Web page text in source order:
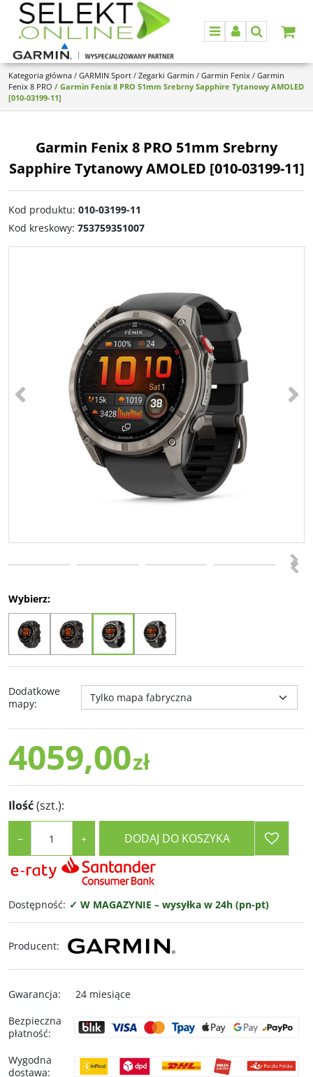
MenuPanelSzukaj
Kategoria główna / GARMIN Sport / Zegarki Garmin / Garmin Fenix / Garmin
Fenix 8 PRO / Garmin Fenix 8 PRO 51mm Srebrny Sapphire Tytanowy AMOLED
[010-03199-11]
Garmin Fenix 8 PRO 51mm Srebrny
Sapphire Tytanowy AMOLED [010-03199-11]
Kod produktu: 010-03199-11
Kod kreskowy: 753759351007
<
<
Wybierz:
Dodatkowe
mapy:
4059,00zł
Ilość(szt.):
− + DODAJ DO KOSZYKA
Dostępność: ✓ W MAGAZYNIE – wysyłka w 24h (pn-pt)
Producent:
Gwarancja:
24 miesiące
Bezpieczna
płatność:
Wygodna
dostawa: